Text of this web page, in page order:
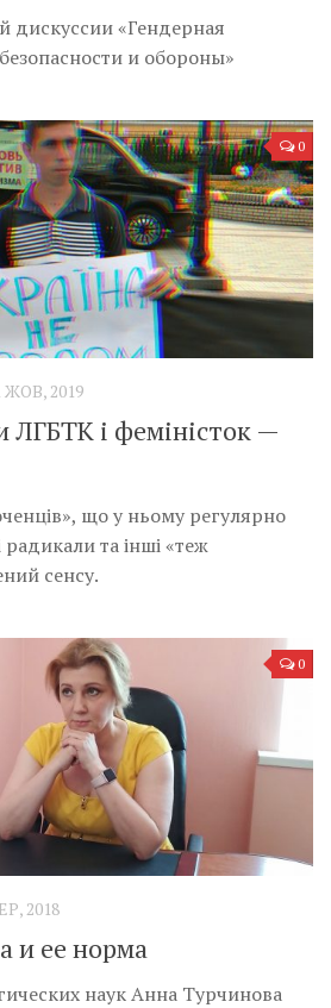
дискуссии «Гендерная
и обороны»
0
ЖОВ, 2019
ЛГБТК і феміністок —
що у ньому регулярно
та інші «теж
сенсу.
0
2018
и ее норма
наук Анна Турчинова